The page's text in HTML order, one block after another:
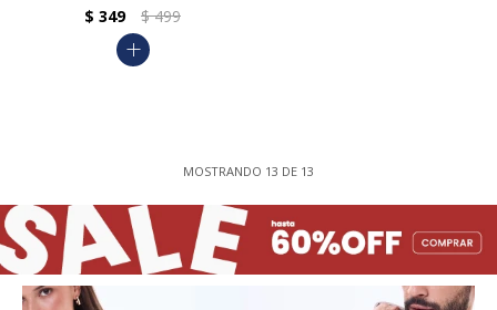
$ 349 $ 499
add
MOSTRANDO 13 DE 13